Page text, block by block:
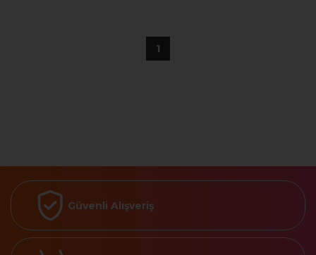
1
Güvenli Alışveriş